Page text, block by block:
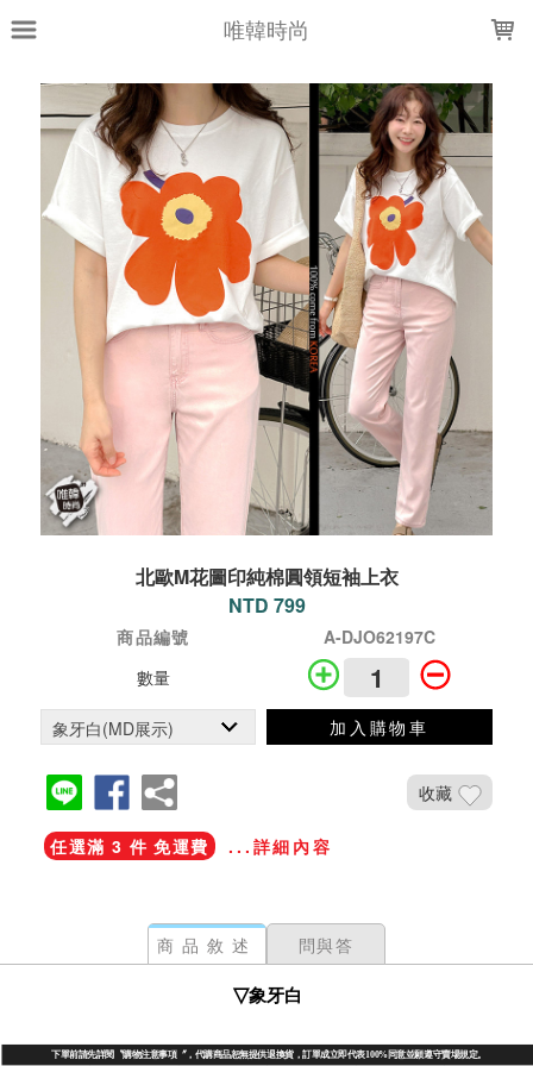
唯韓時尚
北歐M花圖印純棉圓領短袖上衣
NTD 799
商品編號
A-DJO62197C
數量
加入購物車
收藏
任選滿 3 件 免運費 ...詳細內容
商品敘述 問與答